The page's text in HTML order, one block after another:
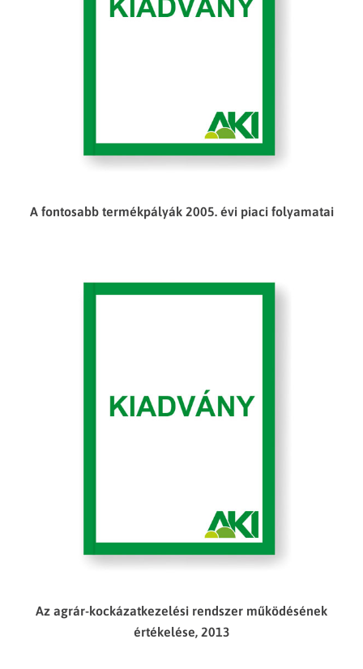
A fontosabb termékpályák 2005. évi piaci folyamatai
Az agrár-kockázatkezelési rendszer működésének
értékelése, 2013